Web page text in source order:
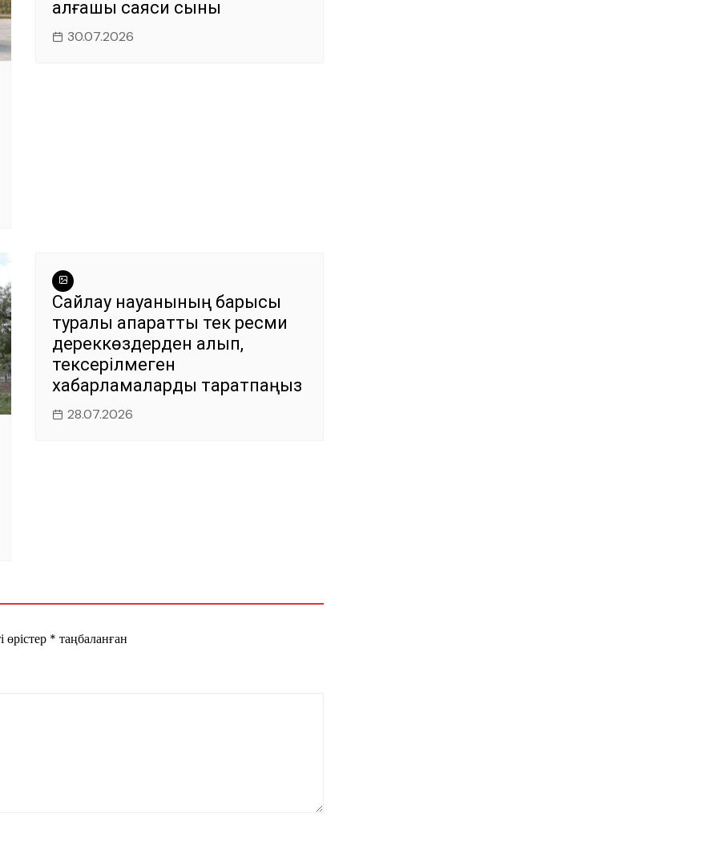
алғашқы саяси сыны
30.07.2026
Сайлау науқанының барысы
туралы ақпаратты тек ресми
дереккөздерден алып,
тексерілмеген
хабарламаларды таратпаңыз
28.07.2026
өрістер * таңбаланған